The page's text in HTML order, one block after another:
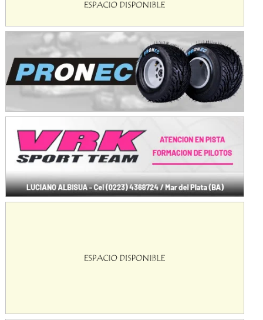
Ciudad de Trenque Lauquen (Asfalto)
Trenque Lauquen (Buenos Aires)
ENTRERRIANO - F6 (POSTERGADA)
Parque de la Velocidad (Asfalto)
Villaguay (Entre Ríos)
VICTORIENSE - F7
Victoria (Entre Ríos)
PATAGONICO - F6
Moto Club Reginense (Tierra)
Gral. E. Godoy (Río Negro)
CSK - F7
Ciudad de Avellaneda (Asfalto)